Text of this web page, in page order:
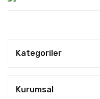
Kategoriler
Kurumsal